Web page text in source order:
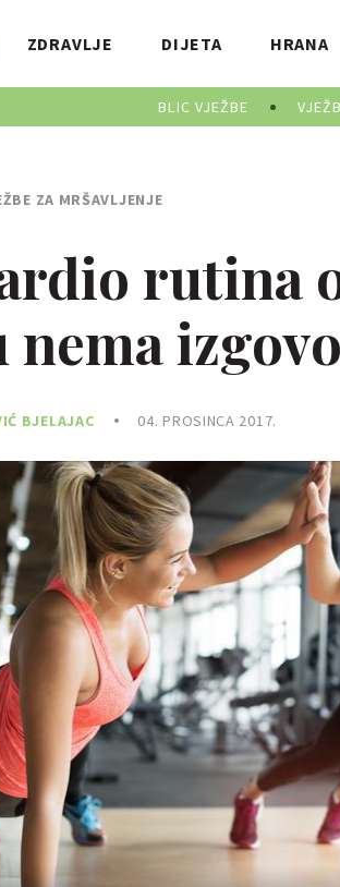
ZDRAVLJE DIJETA HRANA
BLIC VJEŽBE
ZA MRŠAVLJENJE
rutina
nema
BJELAJAC 04. PROSINCA 2017.